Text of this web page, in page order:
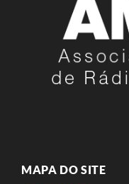
MAPA DO SITE